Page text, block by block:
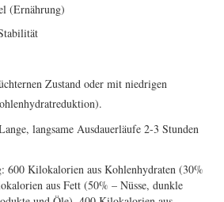
(Ernährung)
Zustand oder mit niedrigen
langsame Ausdauerläufe 2-3 Stunden
600 Kilokalorien aus Kohlenhydraten (30%
aus Fett (50% – Nüsse, dunkle